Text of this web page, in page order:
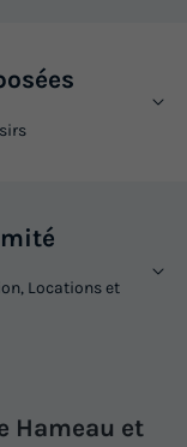
Locations et
Hameau et